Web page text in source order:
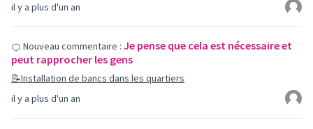
il y a plus d'un an
il y a plus d'un an
Nouveau commentaire : Je pense que cela est nécessaire et
peut rapprocher les gens
📝Installation de bancs dans les quartiers